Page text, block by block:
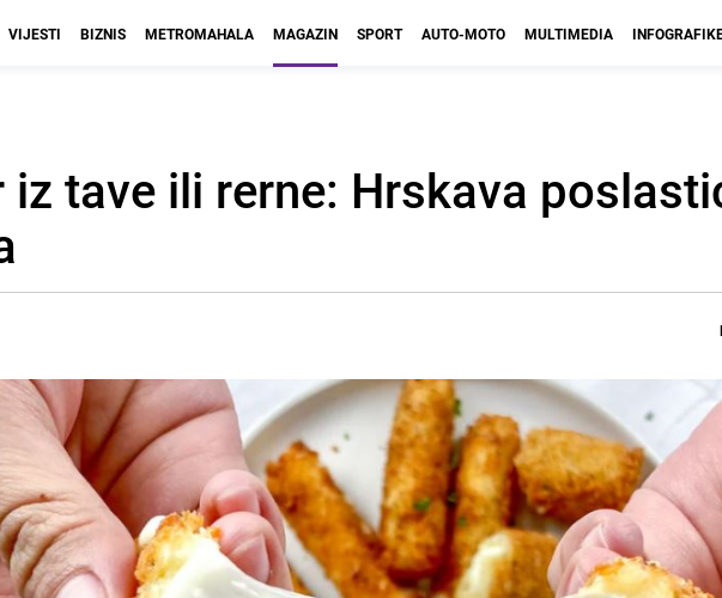
VIJESTI BIZNIS METROMAHALA MAGAZIN SPORT AUTO-MOTO MULTIMEDIA
iz tave ili rerne: Hrskava